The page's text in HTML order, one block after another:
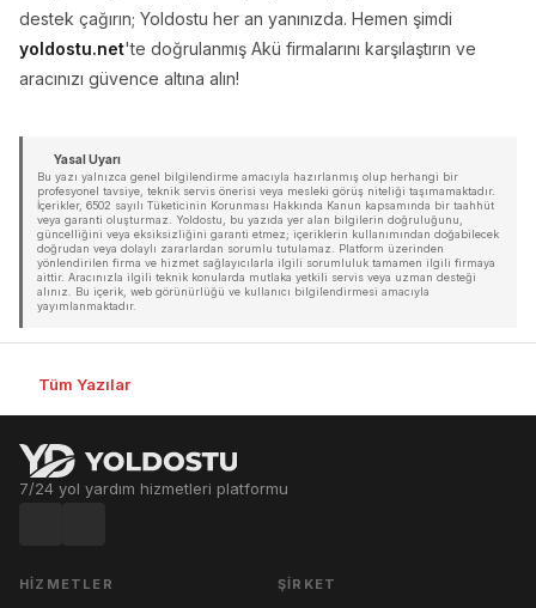
destek çağırın; Yoldostu her an yanınızda. Hemen şimdi
yoldostu.net'te doğrulanmış Akü firmalarını karşılaştırın ve
aracınızı güvence altına alın!
Yasal Uyarı
Bu yazı yalnızca genel bilgilendirme amacıyla hazırlanmış olup herhangi bir
profesyonel tavsiye, teknik servis önerisi veya mesleki görüş niteliği taşımamaktadır.
İçerikler, 6502 sayılı Tüketicinin Korunması Hakkında Kanun kapsamında bir taahhüt
veya garanti oluşturmaz. Yoldostu, bu yazıda yer alan bilgilerin doğruluğunu,
güncelliğini veya eksiksizliğini garanti etmez; içeriklerin kullanımından doğabilecek
doğrudan veya dolaylı zararlardan sorumlu tutulamaz. Platform üzerinden
yönlendirilen firma ve hizmet sağlayıcılarla ilgili sorumluluk tamamen ilgili firmaya
aittir. Aracınızla ilgili teknik konularda mutlaka yetkili servis veya uzman desteği
alınız. Bu içerik, web görünürlüğü ve kullanıcı bilgilendirmesi amacıyla
yayımlanmaktadır.
Tüm Yazılar
7/24 yol yardım hizmetleri platformu
HIZMETLER ŞIRKET